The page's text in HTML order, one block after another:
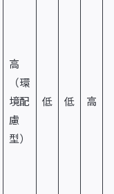
高
（環
境配
慮
型）
低 低 高